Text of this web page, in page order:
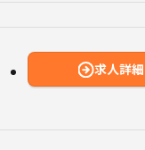
求人詳